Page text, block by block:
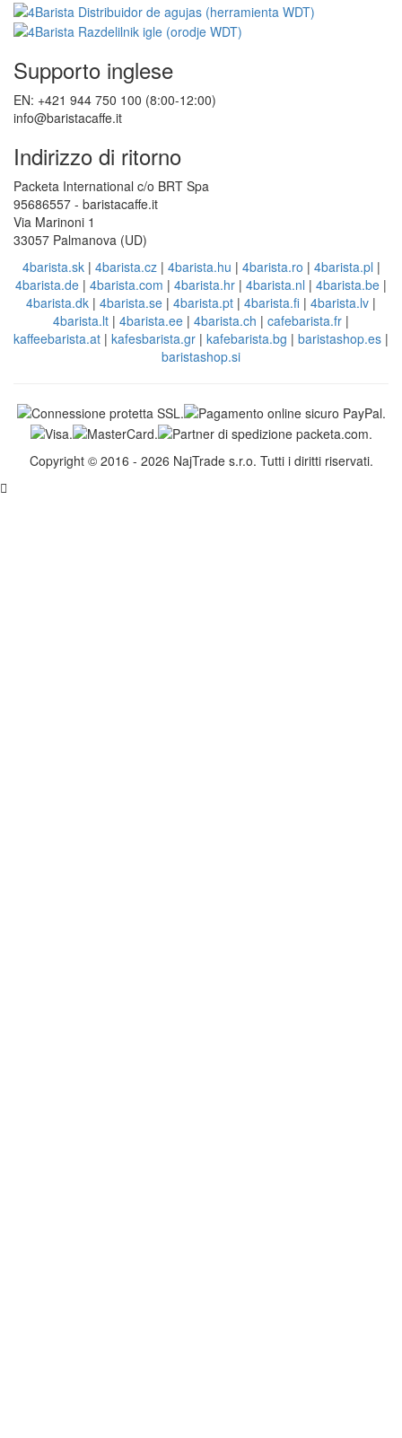
Supporto inglese
EN: +421 944 750 100 (8:00-12:00)
info@baristacaffe.it
Indirizzo di ritorno
Packeta International c/o BRT Spa
95686557 - baristacaffe.it
Via Marinoni 1
33057 Palmanova (UD)
4barista.sk| 4barista.cz| 4barista.hu | 4barista.ro | 4barista.pl |
4barista.de | 4barista.com | 4barista.hr | 4barista.nl | 4barista.be |
4barista.dk | 4barista.se | 4barista.pt | 4barista.fi | 4barista.lv |
4barista.lt | 4barista.ee | 4barista.ch | cafebarista.fr |
kaffeebarista.at | kafesbarista.gr | kafebarista.bg | baristashop.es |
baristashop.si
Copyright © 2016 - 2026 NajTrade s.r.o. Tutti i diritti riservati.